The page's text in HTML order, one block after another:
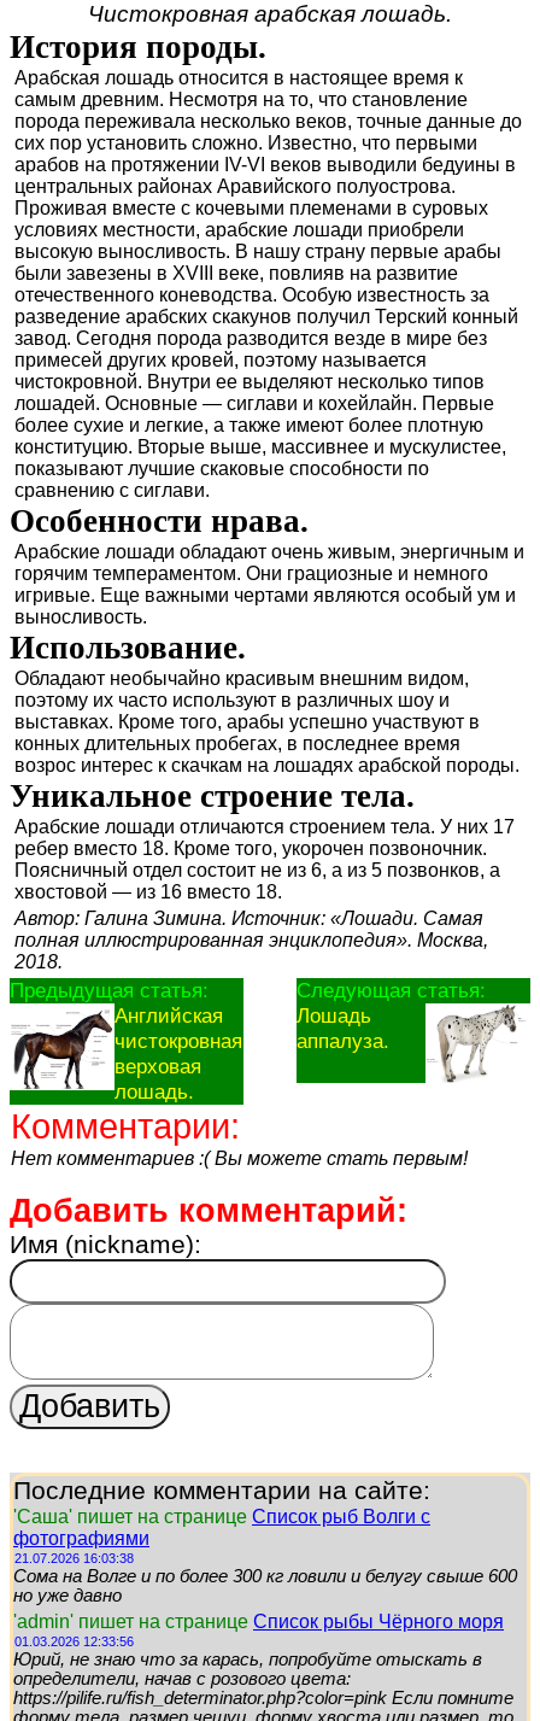
Чистокровная арабская лошадь.
История породы.
Арабская лошадь относится в настоящее время к
самым древним. Несмотря на то, что становление
порода переживала несколько веков, точные данные до
сих пор установить сложно. Известно, что первыми
арабов на протяжении IV-VI веков выводили бедуины в
центральных районах Аравийского полуострова.
Проживая вместе с кочевыми племенами в суровых
условиях местности, арабские лошади приобрели
высокую выносливость. В нашу страну первые арабы
были завезены в XVIII веке, повлияв на развитие
отечественного коневодства. Особую известность за
разведение арабских скакунов получил Терский конный
завод. Сегодня порода разводится везде в мире без
примесей других кровей, поэтому называется
чистокровной. Внутри ее выделяют несколько типов
лошадей. Основные — сиглави и кохейлайн. Первые
более сухие и легкие, а также имеют более плотную
конституцию. Вторые выше, массивнее и мускулистее,
показывают лучшие скаковые способности по
сравнению с сиглави.
Особенности нрава.
Арабские лошади обладают очень живым, энергичным и
горячим темпераментом. Они грациозные и немного
игривые. Еще важными чертами являются особый ум и
выносливость.
Использование.
Обладают необычайно красивым внешним видом,
поэтому их часто используют в различных шоу и
выставках. Кроме того, арабы успешно участвуют в
конных длительных пробегах, в последнее время
возрос интерес к скачкам на лошадях арабской породы.
Уникальное строение тела.
Арабские лошади отличаются строением тела. У них 17
ребер вместо 18. Кроме того, укорочен позвоночник.
Поясничный отдел состоит не из 6, а из 5 позвонков, а
хвостовой — из 16 вместо 18.
Автор: Галина Зимина. Источник: «Лошади. Самая
полная иллюстрированная энциклопедия». Москва,
2018.
Предыдущая статья:
Английская
чистокровная
верховая
лошадь.
Следующая статья:
Лошадь
аппалуза.
Комментарии:
Нет комментариев :( Вы можете стать первым!
Добавить комментарий:
Имя (nickname):
Последние комментарии на сайте:
'Саша' пишет на странице Список рыб Волги с
фотографиями
21.07.2026 16:03:38
Сома на Волге и по более 300 кг ловили и белугу свыше 600
но уже давно
'admin' пишет на странице Список рыбы Чёрного моря
01.03.2026 12:33:56
Юрий, не знаю что за карась, попробуйте отыскать в
определители, начав с розового цвета:
https://pilife.ru/fish_determinator.php?color=pink Если помните